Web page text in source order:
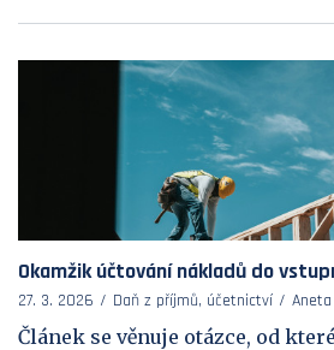
Okamžik účtování nákladů do
27. 3. 2026 Daň z příjmů, účetnictví
Článek se věnuje otázce, od